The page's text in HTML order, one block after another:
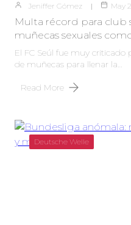
Jeniffer Gómez May
Multa récord para club
muñecas sexuales
El FC Seúl fue muy criticado
de muñecas para llenar la…
Read More
Deutsche Welle